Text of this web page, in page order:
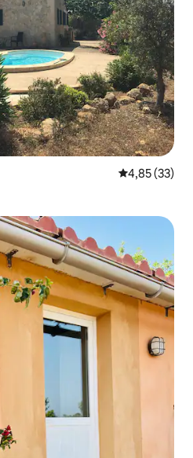
Gemiddelde
4,85 (33)